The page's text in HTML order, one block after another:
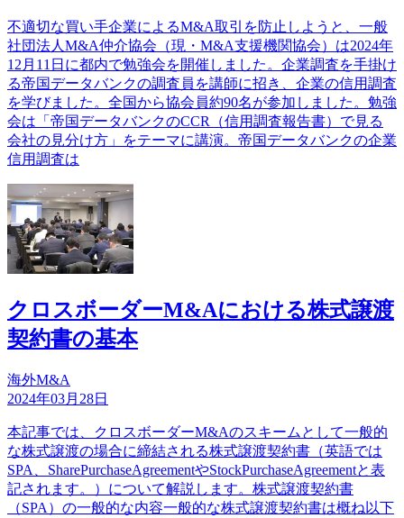
不適切な買い手企業によるM&A取引を防止しようと、一般
社団法人M&A仲介協会（現・M&A支援機関協会）は2024年
12月11日に都内で勉強会を開催しました。企業調査を手掛け
る帝国データバンクの調査員を講師に招き、企業の信用調査
を学びました。全国から協会員約90名が参加しました。勉強
会は「帝国データバンクのCCR（信用調査報告書）で見る
会社の見分け方」をテーマに講演。帝国データバンクの企業
信用調査は
クロスボーダーM&Aにおける株式譲渡
契約書の基本
海外M&A
2024年03月28日
本記事では、クロスボーダーM&Aのスキームとして一般的
な株式譲渡の場合に締結される株式譲渡契約書（英語では
SPA、SharePurchaseAgreementやStockPurchaseAgreementと表
記されます。）について解説します。株式譲渡契約書
（SPA）の一般的な内容一般的な株式譲渡契約書は概ね以下